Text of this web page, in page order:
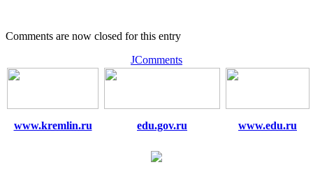
Comments are now closed for this entry
JComments
www.kremlin.ru edu.gov.ru www.edu.ru